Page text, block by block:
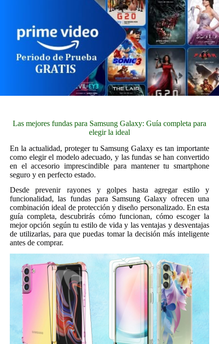
Las mejores fundas para Samsung Galaxy: Guía completa para
elegir la ideal
En la actualidad, proteger tu Samsung Galaxy es tan importante
como elegir el modelo adecuado, y las fundas se han convertido
en el accesorio imprescindible para mantener tu smartphone
seguro y en perfecto estado.
Desde prevenir rayones y golpes hasta agregar estilo y
funcionalidad, las fundas para Samsung Galaxy ofrecen una
combinación ideal de protección y diseño personalizado. En esta
guía completa, descubrirás cómo funcionan, cómo escoger la
mejor opción según tu estilo de vida y las ventajas y desventajas
de utilizarlas, para que puedas tomar la decisión más inteligente
antes de comprar.